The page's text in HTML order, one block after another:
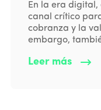
En la era digital,
canal crítico
cobranza y la
embargo,
Leer más